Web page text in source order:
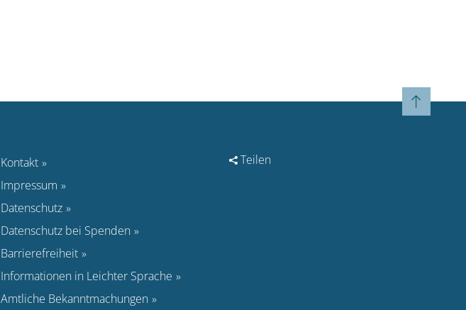
Kontakt
Impressum
Datenschutz
Datenschutz bei Spenden
Barrierefreiheit
Informationen in Leichter Sprache
Amtliche Bekanntmachungen
Teilen